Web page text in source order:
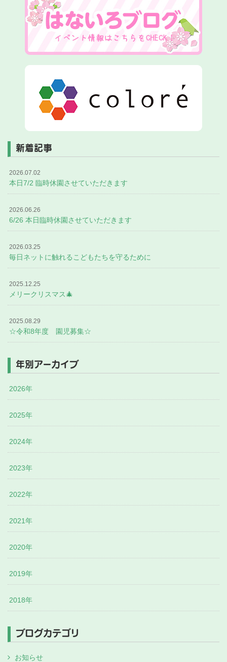
新着記事
2026.07.02
本日7/2 臨時休園させていただきます
2026.06.26
6/26 本日臨時休園させていただきます
2026.03.25
毎日ネットに触れるこどもたちを守るために
2025.12.25
メリークリスマス🎄
2025.08.29
☆令和8年度 園児募集☆
年別アーカイブ
2026年
2025年
2024年
2023年
2022年
2021年
2020年
2019年
2018年
ブログカテゴリ
お知らせ